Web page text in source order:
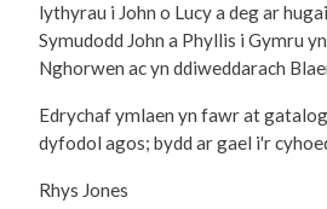
lythyrau i John o Lucy a deg ar
Symudodd John a Phyllis i Gymru
Nghorwen ac yn ddiweddarach
Edrychaf ymlaen yn fawr at
dyfodol agos; bydd ar gael i'r
Rhys Jones